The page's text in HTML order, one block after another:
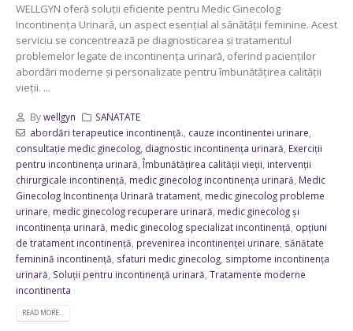
WELLGYN oferă soluții eficiente pentru Medic Ginecolog
Incontinența Urinară, un aspect esențial al sănătății feminine. Acest
serviciu se concentrează pe diagnosticarea și tratamentul
problemelor legate de incontinența urinară, oferind pacienților
abordări moderne și personalizate pentru îmbunătățirea calității
vieții. ...
Bywellgyn
SANATATE
abordări terapeutice incontinență. cauze incontinentei urinare
consultație medic ginecolog diagnostic incontinența urinară Exerciții
pentru incontinența urinară ,Îmbunătățirea calității vieții intervenții
chirurgicale incontinență medic ginecolog incontinența urinară Medic
Ginecolog Incontinența Urinară tratament medic ginecolog probleme
urinare medic ginecolog recuperare urinară medic ginecolog și
incontinența urinară medic ginecolog specializat incontinență opțiuni
de tratament incontinență prevenirea incontinenței urinare sănătate
feminină incontinență sfaturi medic ginecolog simptome incontinența
urinară Soluții pentru incontinență urinară Tratamente moderne
incontinenta
READ MORE...